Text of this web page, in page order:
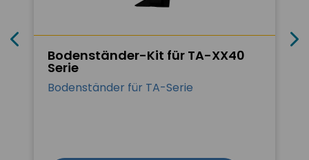
Bodenständer-Kit für TA-XX40
Serie
Bodenständer für TA-Serie